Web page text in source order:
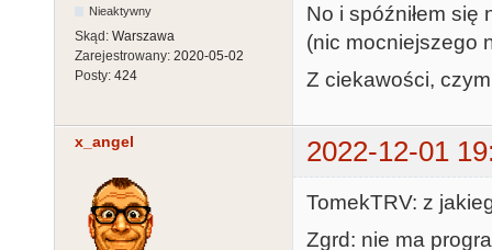
Nieaktywny
Skąd: Warszawa
Zarejestrowany: 2020-05-02
Posty: 424
No i spóźniłem
(nic mocniejszego
Z ciekawości,
x_angel 2022-12-01
TomekTRV: z
Zgrd: nie ma